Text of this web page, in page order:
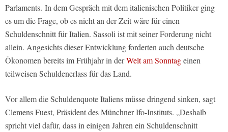
Parlaments. In dem Gespräch mit dem italienischen Politiker ging
es um die Frage, ob es nicht an der Zeit wäre für einen
Schuldenschnitt für Italien. Sassoli ist mit seiner Forderung nicht
allein. Angesichts dieser Entwicklung forderten auch deutsche
Ökonomen bereits im Frühjahr in derWelt am Sonntageinen
teilweisen Schuldenerlass für das Land.
Vor allem die Schuldenquote Italiens müsse dringend sinken, sagt
Clemens Fuest, Präsident des Münchner Ifo-Instituts. „Deshalb
spricht viel dafür, dass in einigen Jahren ein Schuldenschnitt